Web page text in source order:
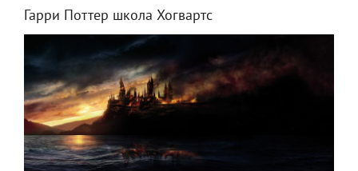
Гарри Поттер школа Хогвартс